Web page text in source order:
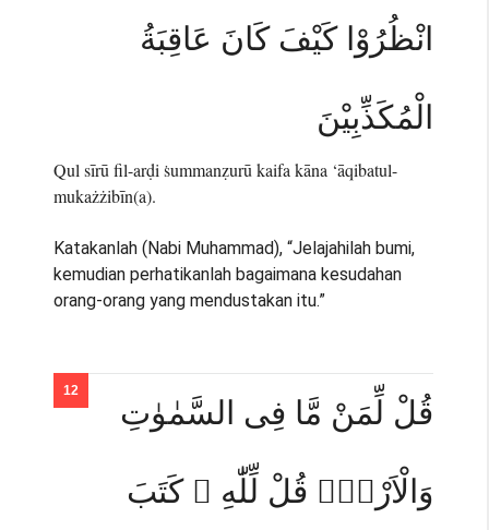
انْظُرُوْا كَيْفَ كَانَ عَاقِبَةُ
الْمُكَذِّبِيْنَ
Qul sīrū fil-arḍi ṡummanẓurū kaifa kāna ‘āqibatul-
mukażżibīn(a).
Katakanlah (Nabi Muhammad), “Jelajahilah bumi,
kemudian perhatikanlah bagaimana kesudahan
orang-orang yang mendustakan itu.”
قُلْ لِّمَنْ مَّا فِى السَّمٰوٰتِ
وَالْاَرْضِۗ قُلْ لِّلّٰهِ ۗ كَتَبَ